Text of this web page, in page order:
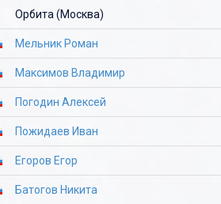
Орбита (Москва)
Мельник Роман
Максимов Владимир
Погодин Алексей
Пожидаев Иван
Егоров Егор
Батогов Никита